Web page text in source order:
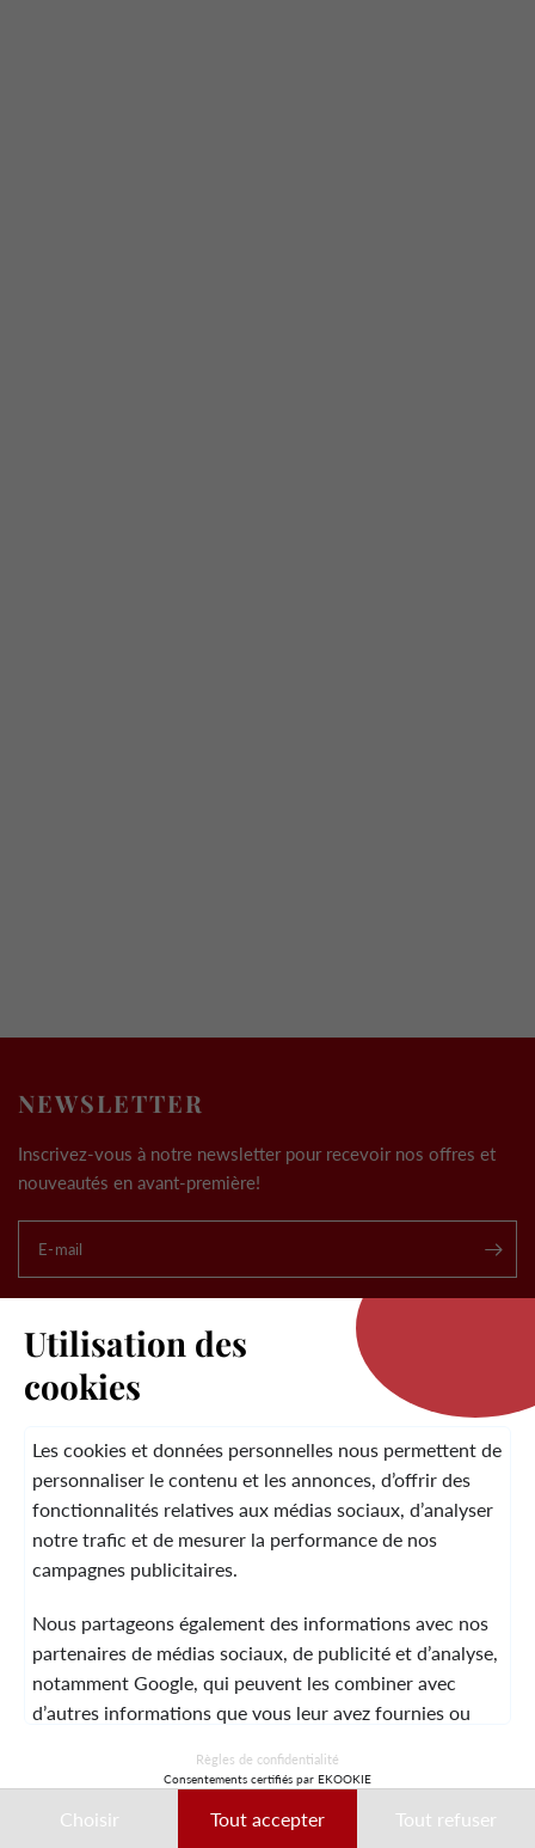
NEWSLETTER
Inscrivez-vous à notre newsletter pour recevoir nos offres et
nouveautés en avant-première!
E-mail
LA MARQUE
SERVICE CLIENT
© 2026 Laura Vita
DESIGNED BY LOBSTTER
MENTIONS LÉGALESCGVCONTACT
Utilisation des
cookies
Les cookies et données personnelles nous permettent de
personnaliser le contenu et les annonces, d’offrir des
fonctionnalités relatives aux médias sociaux, d’analyser
notre trafic et de mesurer la performance de nos
campagnes publicitaires.
Nous partageons également des informations avec nos
partenaires de médias sociaux, de publicité et d’analyse,
notamment Google, qui peuvent les combiner avec
d’autres informations que vous leur avez fournies ou
Ces données peuvent notamment être utilisées à des
Règles de confidentialité
Consentements certifiés par EKOOKIE
Choisir Tout accepter Tout refuser